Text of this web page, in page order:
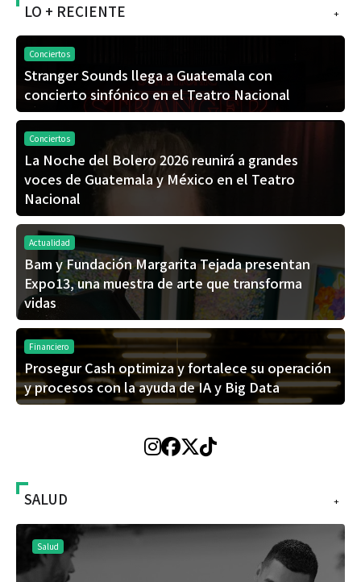
+
LO + RECIENTE
Conciertos
Stranger Sounds llega a Guatemala con
concierto sinfónico en el Teatro Nacional
Conciertos
La Noche del Bolero 2026 reunirá a grandes
voces de Guatemala y México en el Teatro
Nacional
Actualidad
Bam y Fundación Margarita Tejada presentan
Expo13, una muestra de arte que transforma
vidas
Financiero
Prosegur Cash optimiza y fortalece su operación
y procesos con la ayuda de IA y Big Data
+
SALUD
Salud